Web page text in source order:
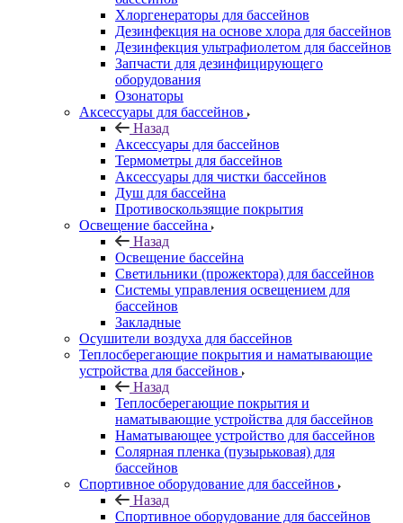
Хлоргенераторы для бассейнов
Дезинфекция на основе хлора для бассейнов
Дезинфекция ультрафиолетом для бассейнов
Запчасти для дезинфицирующего
оборудования
Озонаторы
Аксессуары для бассейнов
Назад
Аксессуары для бассейнов
Термометры для бассейнов
Аксессуары для чистки бассейнов
Душ для бассейна
Противоскользящие покрытия
Освещение бассейна
Назад
Освещение бассейна
Светильники (прожектора) для бассейнов
Системы управления освещением для
бассейнов
Закладные
Осушители воздуха для бассейнов
Теплосберегающие покрытия и наматывающие
устройства для бассейнов
Назад
Теплосберегающие покрытия и
наматывающие устройства для бассейнов
Наматывающее устройство для бассейнов
Солярная пленка (пузырьковая) для
бассейнов
Спортивное оборудование для бассейнов
Назад
Спортивное оборудование для бассейнов